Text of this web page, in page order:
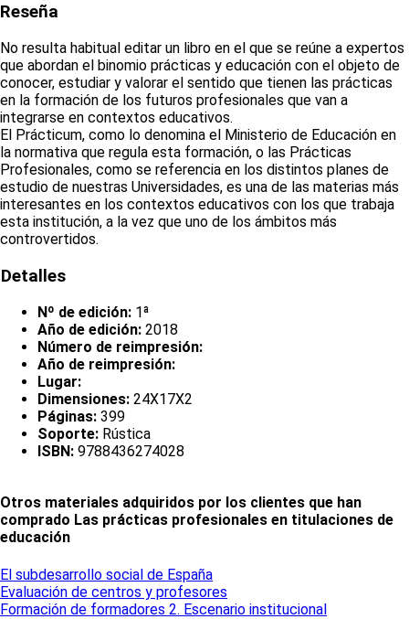
Reseña
No resulta habitual editar un libro en el que se reúne a expertos
que abordan el binomio prácticas y educación con el objeto de
conocer, estudiar y valorar el sentido que tienen las prácticas
en la formación de los futuros profesionales que van a
integrarse en contextos educativos.
El Prácticum, como lo denomina el Ministerio de Educación en
la normativa que regula esta formación, o las Prácticas
Profesionales, como se referencia en los distintos planes de
estudio de nuestras Universidades, es una de las materias más
interesantes en los contextos educativos con los que trabaja
esta institución, a la vez que uno de los ámbitos más
controvertidos.
Detalles
Nº de edición: 1ª
Año de edición: 2018
Número de reimpresión:
Año de reimpresión:
Lugar:
Dimensiones: 24X17X2
Páginas: 399
Soporte: Rústica
ISBN: 9788436274028
Otros materiales adquiridos por los clientes que han
comprado Las prácticas profesionales en titulaciones de
educación
El subdesarrollo social de España
Evaluación de centros y profesores
Formación de formadores 2. Escenario institucional